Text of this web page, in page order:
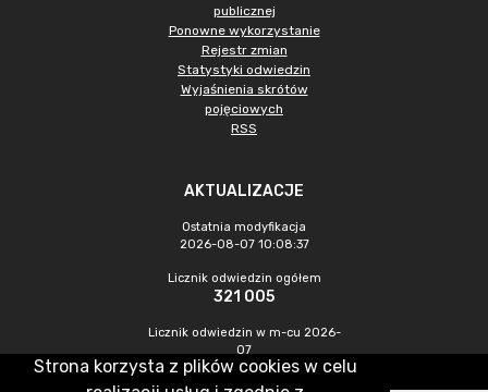
publicznej
Ponowne wykorzystanie
Rejestr zmian
Statystyki odwiedzin
Wyjaśnienia skrótów
pojęciowych
RSS
AKTUALIZACJE
Ostatnia modyfikacja
2026-08-07 10:08:37
Licznik odwiedzin ogółem
321 005
Licznik odwiedzin w m-cu 2026-
07
1 064
Strona korzysta z plików cookies w celu